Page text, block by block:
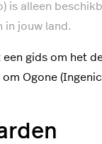
is alleen
in jouw land.
gids om het
Ogone